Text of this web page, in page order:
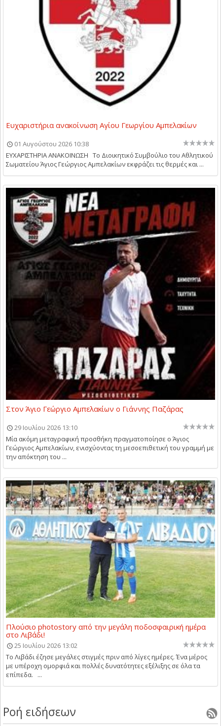
Ευχαριστήρια ανακοίνωση Αγίου Γεωργίου Αμπελακίων
01 Αυγούστου 2026 10:38
ΕΥΧΑΡΙΣΤΗΡΙΑ ΑΝΑΚΟΙΝΩΣΗ Το Διοικητικό Συμβούλιο του Αθλητικού
Σωματείου Άγιος Γεώργιος Αμπελακίων εκφράζει τις θερμές και ...
Στον Άγιο Γεώργιο Αμπελακίων ο Γιάννης Παζάρας
29 Ιουλίου 2026 13:10
Μία ακόμη μεταγραφική προσθήκη πραγματοποίησε ο Άγιος
Γεώργιος Αμπελακίων, ενισχύοντας τη μεσοεπιθετική του γραμμή με
την απόκτηση του ...
Πλούσιο photostory από την μεγάλη ποδοσφαιρική ημέρα
στο Λιβάδι!
25 Ιουλίου 2026 13:02
Το Λιβάδι έζησε μεγάλες στιγμές πριν από λίγες ημέρες. Ένα μέρος
με υπέροχη ομορφιά και πολλές δυνατότητες εξέλιξης σε όλα τα
επίπεδα. ...
Ροή ειδήσεων